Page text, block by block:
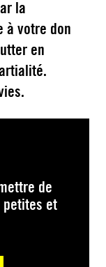
la
à votre don
en
de
et